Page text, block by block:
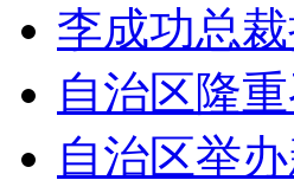
李成功总
自治区隆
自治区举